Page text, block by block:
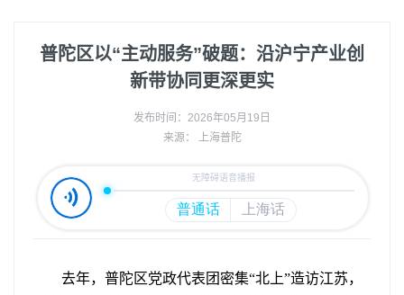
普陀区以“主动服务”破题：沿沪宁产业创
新带协同更深更实
发布时间：2026年05月19日
来源： 上海普陀
去年，普陀区党政代表团密集“北上”造访江苏，